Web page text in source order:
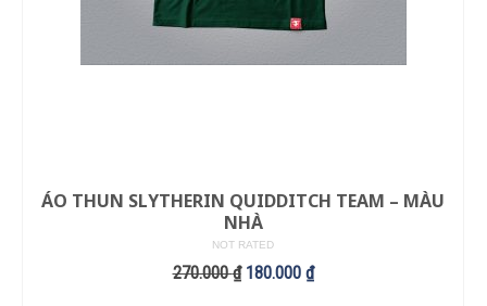
ÁO THUN SLYTHERIN QUIDDITCH TEAM – MÀU
NHÀ
NOT RATED
270.000₫ 180.000 ₫